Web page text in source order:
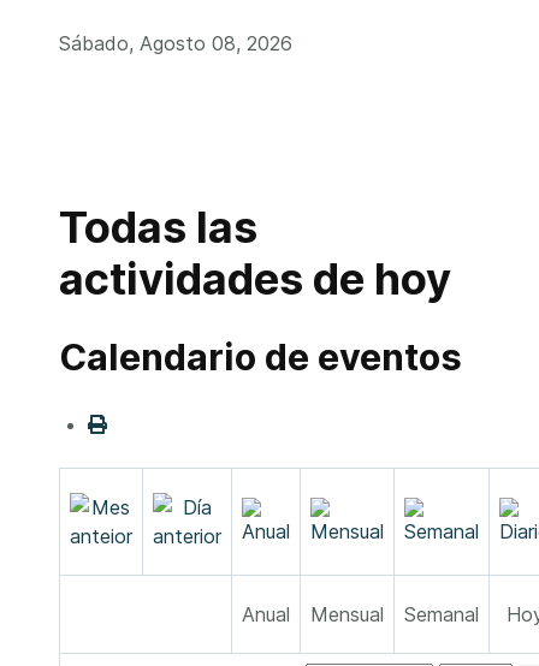
Sábado, Agosto 08, 2026
Todas las
actividades de hoy
Calendario de eventos
Anual Mensual Semanal